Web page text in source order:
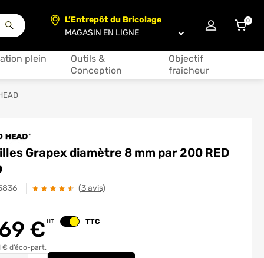
L’Entrepôt du Bricolage
Choisir un magasin
0article
plein
Outils &
Conception
Objectif
fraîcheur
Grapex diamètre 8 mm par 200 RED
(3 avis)
HT Changer le prix
TTC
€
€ d’éco-part.